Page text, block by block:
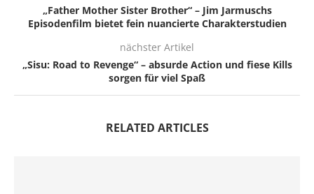
„Father Mother Sister Brother“ – Jim Jarmuschs
Episodenfilm bietet fein nuancierte Charakterstudien
nächster Artikel
„Sisu: Road to Revenge“ – absurde Action und fiese Kills
sorgen für viel Spaß
RELATED ARTICLES